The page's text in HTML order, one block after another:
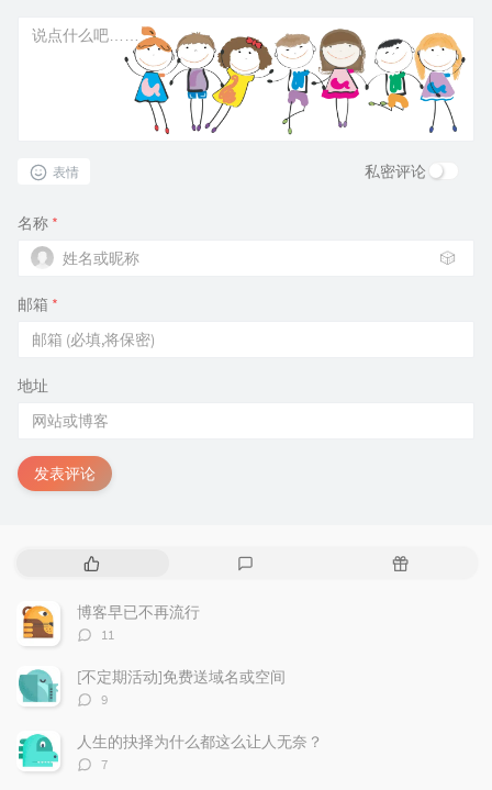
表情 私密评论
名称 *
🎲
邮箱 *
地址
发表评论
热
文
章
随
博客早已不再流行
评
数：
11
[不定期活动]免费送域名或空间
评
数：
9
人生的抉择为什么都这么让人无奈？
评
7